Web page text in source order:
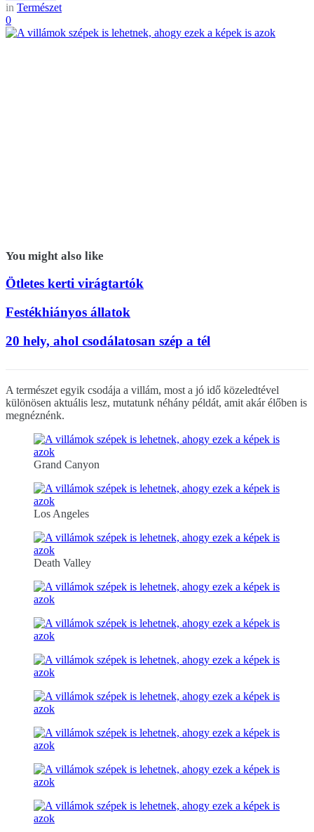
in Természet
0
You might also like
Ötletes kerti virágtartók
Festékhiányos állatok
20 hely, ahol csodálatosan szép a tél
A természet egyik csodája a villám, most a jó idő közeledtével
különösen aktuális lesz, mutatunk néhány példát, amit akár élőben is
megnéznénk.
Grand Canyon
Los Angeles
Death Valley